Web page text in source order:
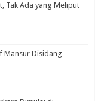
Tak Ada yang Meliput
Mansur Disidang